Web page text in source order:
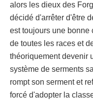
alors les dieux des
décidé d'arrêter d'être
est toujours une bonne
de toutes les races et
théoriquement devenir
système de serments
rompt son serment et
forcé d'adopter la